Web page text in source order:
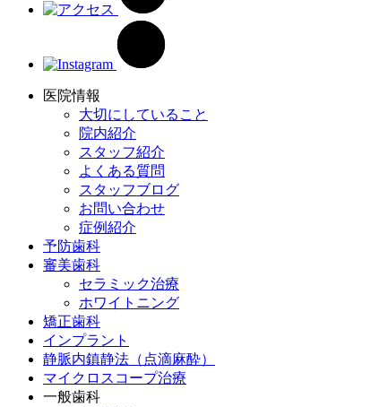
医院情報
大切にしていること
院内紹介
スタッフ紹介
よくある質問
スタッフブログ
お問い合わせ
症例紹介
予防歯科
審美歯科
セラミック治療
ホワイトニング
矯正歯科
インプラント
静脈内鎮静法（点滴麻酔）
マイクロスコープ治療
一般歯科